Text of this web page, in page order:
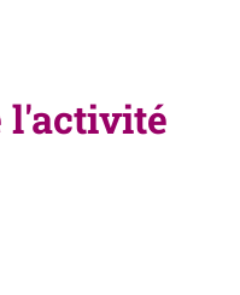
l'activité